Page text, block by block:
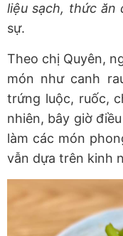
liệu sạch, thức ăn
sự.
Theo chị Quyên,
món như canh
trứng luộc, ruốc,
nhiên, bây giờ
làm các món
vẫn dựa trên kinh